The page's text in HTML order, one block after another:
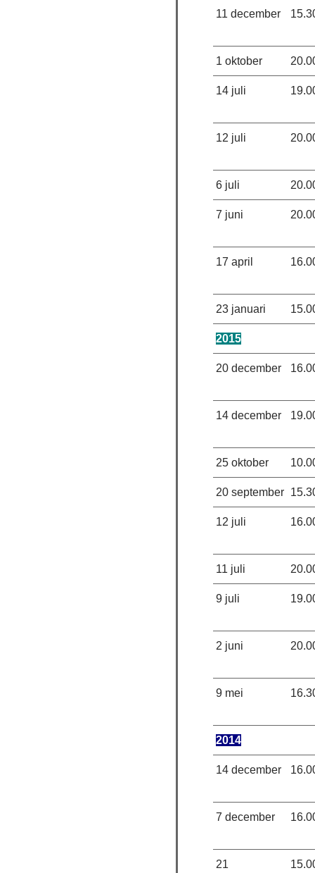
11 december
1 oktober
14 juli
12 juli
6 juli
7 juni
17 april
23 januari
2015
20 december
14 december
25 oktober
20 september
12 juli
11 juli
9 juli
2 juni
9 mei
2014
14 december
7 december
21